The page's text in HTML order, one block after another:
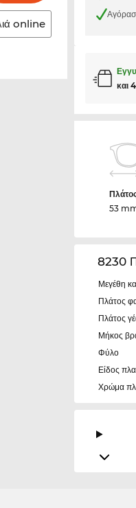
online
και
53
8230
Μεγέθη
Πλάτος
Πλάτος
Μήκος
Φύλο
Είδος
Χρώμα